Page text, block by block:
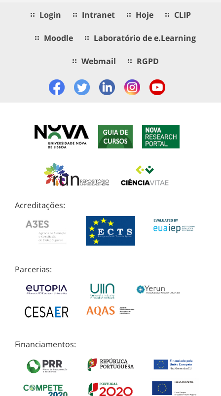
Login Intranet Hoje CLIP
Moodle Laboratório de e.Learning
Webmail RGPD
Acreditações:
Parcerias:
Financiamentos: